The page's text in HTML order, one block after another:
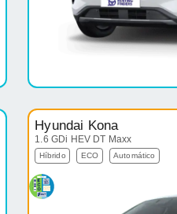
Hyundai Kona
1.6 GDi HEV DT Maxx
Híbrido ECO Automático